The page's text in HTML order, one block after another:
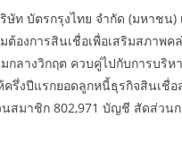
บัตรกรุงไทย จำกัด (มหาชน)
งการสินเชื่อเพื่อเสริมสภาพค
ลางวิกฤต ควบคู่ไปกับการบ
งปีแรกยอดลูกหนี้ธุรกิจสินเชื่
มาชิก 802,971 บัญชี สัดส่วนก